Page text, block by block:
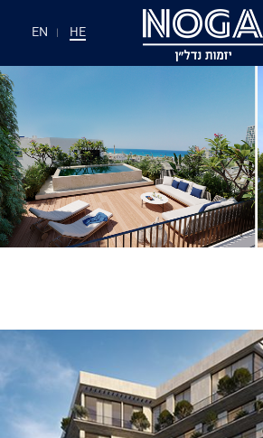
EN | HE